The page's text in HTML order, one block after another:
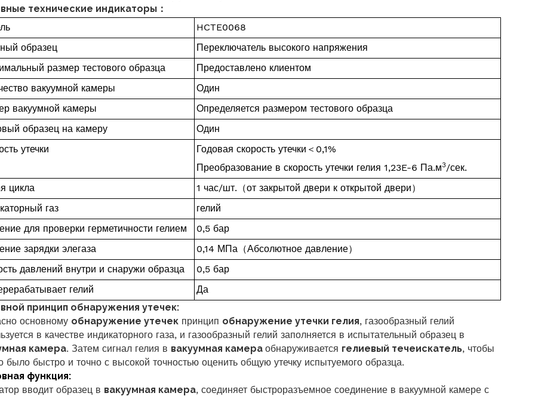
технические индикаторы：
HCTE0068
образец
Переключатель высокого напряжения
размер тестового образца
Предоставлено клиентом
вакуумной камеры
Один
вакуумной камеры
Определяется размером тестового образца
образец на камеру
Один
утечки
Годовая скорость утечки ＜ 0,1%
Преобразование в скорость утечки гелия 1,23E-6 Па.м3/сек.
цикла
1 час/шт. （от закрытой двери к открытой двери）
газ
гелий
для проверки герметичности гелием
0,5 бар
зарядки элегаза
0,14 МПа （Абсолютное давление）
давлений внутри и снаружи образца
0,5 бар
гелий
Да
принцип обнаружения утечек:
основному обнаружение утечекпринцип обнаружение утечки гелия, газообразный гелий
в качестве индикаторного газа, и газообразный гелий заполняется в испытательный образец в
камера. Затем сигнал гелия в вакуумная камера обнаруживается гелиевый течеискатель, чтобы
было быстро и точно с высокой точностью оценить общую утечку испытуемого образца.
функция:
вводит образец в вакуумная камера, соединяет быстроразъемное соединение в вакуумной камере с